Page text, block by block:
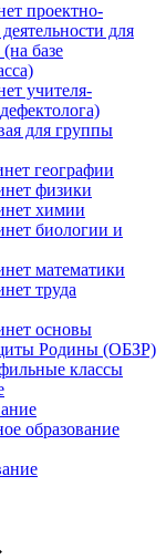
проектно-
для
базе
учителя-
для группы
географии
физики
химии
биологии и
математики
труда
основы
Родины (ОБЗР)
классы
образование